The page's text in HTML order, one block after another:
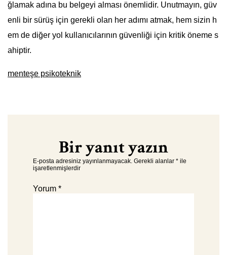
ğlamak adına bu belgeyi alması önemlidir. Unutmayın, güv
enli bir sürüş için gerekli olan her adımı atmak, hem sizin h
em de diğer yol kullanıcılarının güvenliği için kritik öneme s
ahiptir.
menteşe psikoteknik
Bir yanıt yazın
E-posta adresiniz yayınlanmayacak. Gerekli alanlar * ile
işaretlenmişlerdir
Yorum *